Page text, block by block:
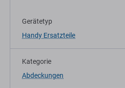
Gerätetyp
Handy Ersatzteile
Kategorie
Abdeckungen